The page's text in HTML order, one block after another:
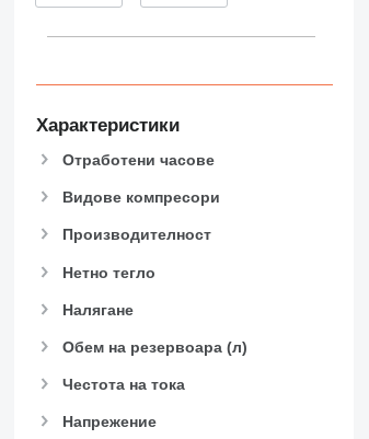
Характеристики
Отработени часове
Видове компресори
Производителност
Нетно тегло
Налягане
Обем на резервоара (л)
Честота на тока
Напрежение